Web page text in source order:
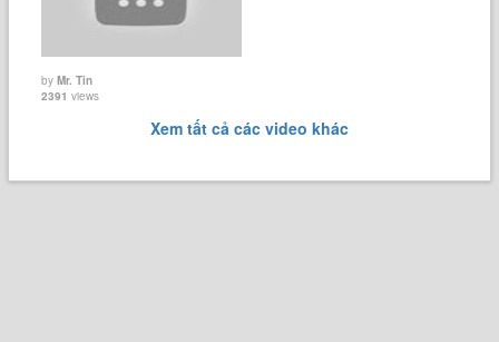
byMr. Tin
2391 views
Xem tất cả các video khác